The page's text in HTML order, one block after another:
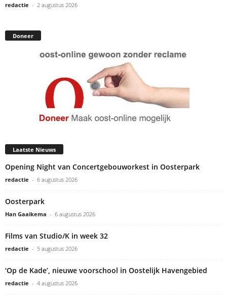
redactie - 2 augustus 2026
Doneer
Laatste Nieuws
Opening Night van Concertgebouworkest in Oosterpark
redactie - 6 augustus 2026
Oosterpark
Han Gaaikema - 6 augustus 2026
Films van Studio/K in week 32
redactie - 5 augustus 2026
‘Op de Kade’, nieuwe voorschool in Oostelijk Havengebied
redactie - 4 augustus 2026